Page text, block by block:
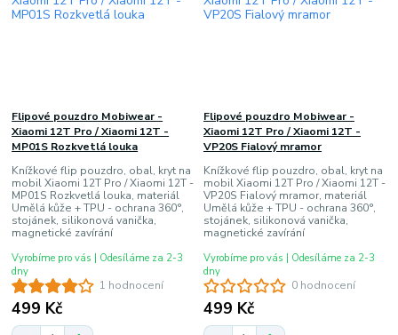
1 hodnocení
Flipové pouzdro Mobiwear -
Xiaomi 12T Pro / Xiaomi 12T -
MP01S Rozkvetlá louka
Knížkové flip pouzdro, obal, kryt na
mobil Xiaomi 12T Pro / Xiaomi 12T -
MP01S Rozkvetlá louka, materiál
Umělá kůže + TPU - ochrana 360°,
stojánek, silikonová vanička,
magnetické zavírání
499 Kč
Vyrobíme pro vás | Odesíláme za 2-3
dny
0 hodnocení
Flipové pouzdro Mobiwear -
Xiaomi 12T Pro / Xiaomi 12T -
VP20S Fialový mramor
Knížkové flip pouzdro, obal, kryt na
mobil Xiaomi 12T Pro / Xiaomi 12T -
VP20S Fialový mramor, materiál
Umělá kůže + TPU - ochrana 360°,
stojánek, silikonová vanička,
magnetické zavírání
499 Kč
Vyrobíme pro vás | Odesíláme za 2-3
dny